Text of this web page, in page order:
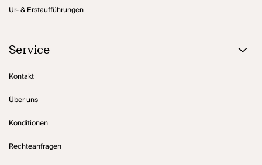
Ur- & Erstaufführungen
Service
Kontakt
Über uns
Konditionen
Rechteanfragen